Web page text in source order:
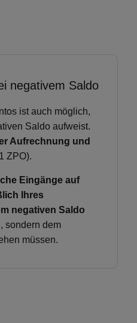
negativem Saldo
ist auch möglich,
Saldo aufweist.
Aufrechnung und
ZPO).
Eingänge auf
Ihres
negativen Saldo
, sondern dem
müssen.